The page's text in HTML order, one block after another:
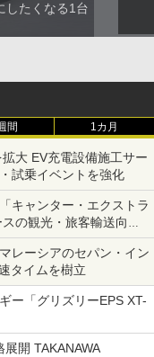
したくなる1台
間 1カ月
大 EV充電設備施工サー
試乗イベントを強化
キャンター・エクストラ
の観光・旅客輸送向け
レーシアのセパン・イン
タイムを樹立
ー「グリズリーEPS XT-
開 TAKANAWA